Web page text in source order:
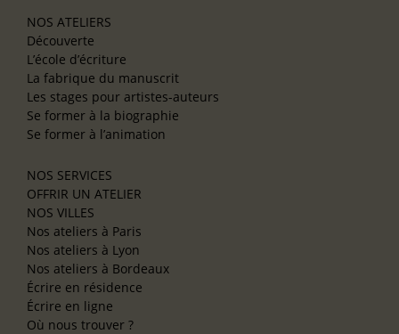
NOS ATELIERS
Découverte
L’école d’écriture
La fabrique du manuscrit
Les stages pour artistes-auteurs
Se former à la biographie
Se former à l’animation
NOS SERVICES
OFFRIR UN ATELIER
NOS VILLES
Nos ateliers à Paris
Nos ateliers à Lyon
Nos ateliers à Bordeaux
Écrire en résidence
Écrire en ligne
Où nous trouver ?